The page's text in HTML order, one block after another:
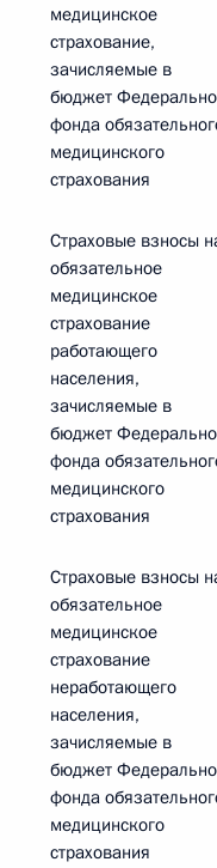
медицинское
страхование,
зачисляемые в
бюджет
фонда
медицинского
страхования
Страховые взносы
обязательное
медицинское
страхование
работающего
населения,
зачисляемые в
бюджет
фонда
медицинского
страхования
Страховые взносы
обязательное
медицинское
страхование
неработающего
населения,
зачисляемые в
бюджет
фонда
медицинского
страхования